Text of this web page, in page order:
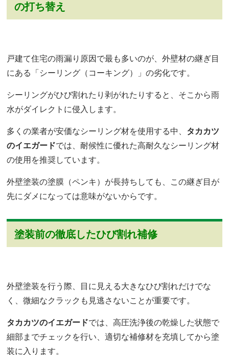
の打ち替え
戸建て住宅の雨漏り原因で最も多いのが、外壁材の継ぎ目
にある「シーリング（コーキング）」の劣化です。
シーリングがひび割れたり剥がれたりすると、そこから雨
水がダイレクトに侵入します。
多くの業者が安価なシーリング材を使用する中、 タカカツ
のイエガードでは、耐候性に優れた高耐久なシーリング材
の使用を推奨しています。
外壁塗装の塗膜（ペンキ）が長持ちしても、この継ぎ目が
先にダメになっては意味がないからです。
塗装前の徹底したひび割れ補修
外壁塗装を行う際、目に見える大きなひび割れだけでな
く、微細なクラックも見逃さないことが重要です。
タカカツのイエガードでは、高圧洗浄後の乾燥した状態で
細部までチェックを行い、適切な補修材を充填してから塗
装に入ります。